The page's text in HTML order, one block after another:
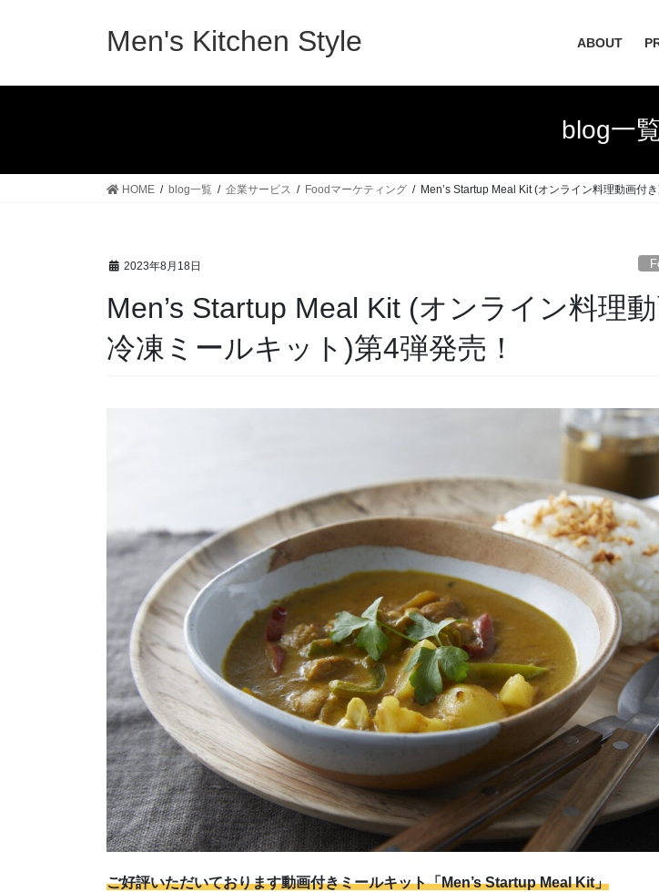
Men's Kitchen Style ABOUT
blog一
HOME blog一覧 企業サービス Foodマーケティング Men’s Startup Meal Kit (オンライン料理動画付
2023年8月18日
Men’s Startup Meal Kit (オンライン料理
冷凍ミールキット)第4弾発売！
ご好評いただいております動画付きミールキット「Men’s Startup Meal Kit」